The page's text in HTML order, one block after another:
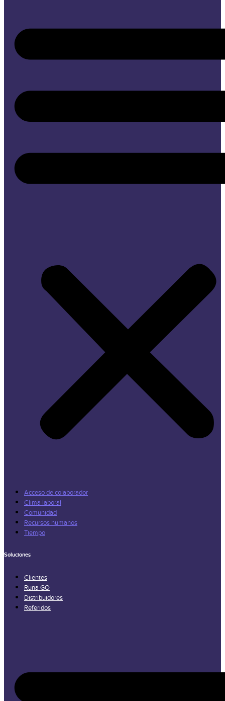
Acceso de colaborador
Clima laboral
Comunidad
Recursos humanos
Tiempo
Soluciones
Clientes
Runa GO
Distribuidores
Referidos